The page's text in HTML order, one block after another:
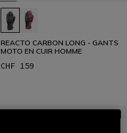
REACTO CARBON LONG - GANTS
MOTO EN CUIR HOMME
CHF 159